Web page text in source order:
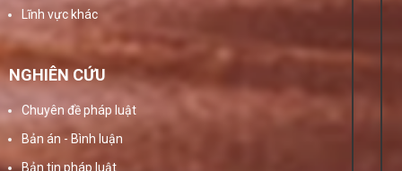
Lĩnh vực khác
NGHIÊN CỨU
Chuyên đề pháp luật
Bản án - Bình luận
Bản tin pháp luật